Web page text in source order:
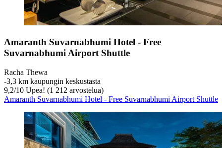
Amaranth Suvarnabhumi Hotel - Free
Suvarnabhumi Airport Shuttle
Racha Thewa
‐3,3 km kaupungin keskustasta
9,2/10 Upea! (1 212 arvostelua)
Amaranth Suvarnabhumi Hotel - Free Suvarnabhumi Airport Shuttle